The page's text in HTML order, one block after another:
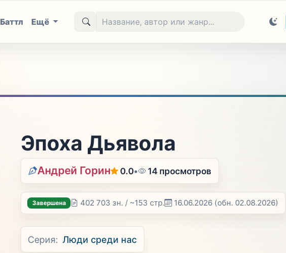
Баттл Ещё
Эпоха Дьявола
Андрей Горин 0.0• 14 просмотров
Завершена 402 703 зн. / ~153 стр. 16.06.2026 (обн. 02.08.2026)
Серия: Люди среди нас